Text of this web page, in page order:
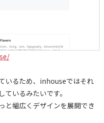
いるため、inhouseではそれ
いるみたいです。
と幅広くデザインを展開でき